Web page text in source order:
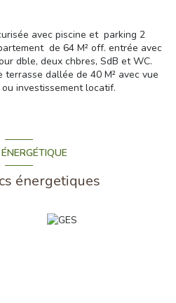
avec piscine et parking 2
de 64 M² off. entrée avec
dble, deux chbres, SdB et WC.
dallée de 40 M² avec vue
investissement locatif.
énergetiques